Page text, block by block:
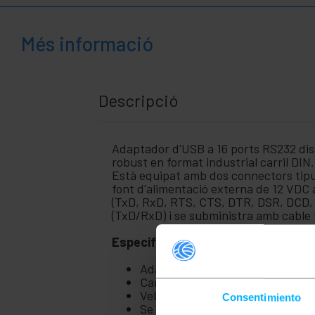
Consentimiento
Targetes i accessoris SCSI
+
+
Més informació
Descripció
Adaptador d'USB a 16 ports RS232
robust en format industrial carril
Està equipat amb dos connectors
font d'alimentació externa de 12 VDC
(TxD, RxD, RTS, CTS, DTR, DSR,
(TxD/RxD) i se subministra amb
Especificacions
Adaptador USB a 16 ports sèrie
Carcassa metàl·lica robusta.
Velocitat màxima de 921.6Kbps.
Se subministra amb font